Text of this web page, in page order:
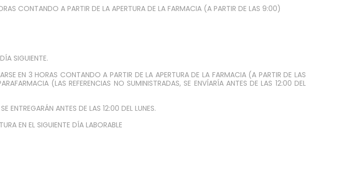
CONTANDO A PARTIR DE LA APERTURA DE LA FARMACIA (A PARTIR DE LAS 9:00)
SIGUIENTE.
EN 3 HORAS CONTANDO A PARTIR DE LA APERTURA DE LA FARMACIA (A PARTIR DE LAS
(LAS REFERENCIAS NO SUMINISTRADAS, SE ENVÍARÍA ANTES DE LAS 12:00 DEL
ENTREGARÁN ANTES DE LAS 12:00 DEL LUNES.
EN EL SIGUIENTE DÍA LABORABLE